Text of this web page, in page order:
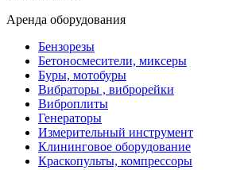
Аренда оборудования
Бензорезы
Бетоносмесители, миксеры
Буры, мотобуры
Вибраторы , виброрейки
Виброплиты
Генераторы
Измерительный инструмент
Клининговое оборудование
Краскопульты, компрессоры